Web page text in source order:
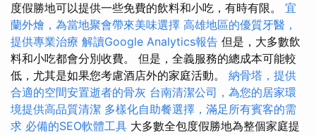
度假勝地可以提供一些免費的飲料和小吃，有時有限。 宜
蘭外燴，為當地聚會帶來美味選擇 高雄地區的優質牙醫，
提供專業治療 解讀Google Analytics報告 但是，大多數飲
料和小吃都會分別收費。 但是，全義服務的總成本可能較
低，尤其是如果您考慮酒店外的家庭活動。 納骨塔，提供
合適的空間安置逝者的骨灰 台南清潔公司，為您的居家環
境提供高品質清潔 多樣化自助餐選擇，滿足所有賓客的需
求 必備的SEO軟體工具 大多數全包度假勝地為整個家庭提